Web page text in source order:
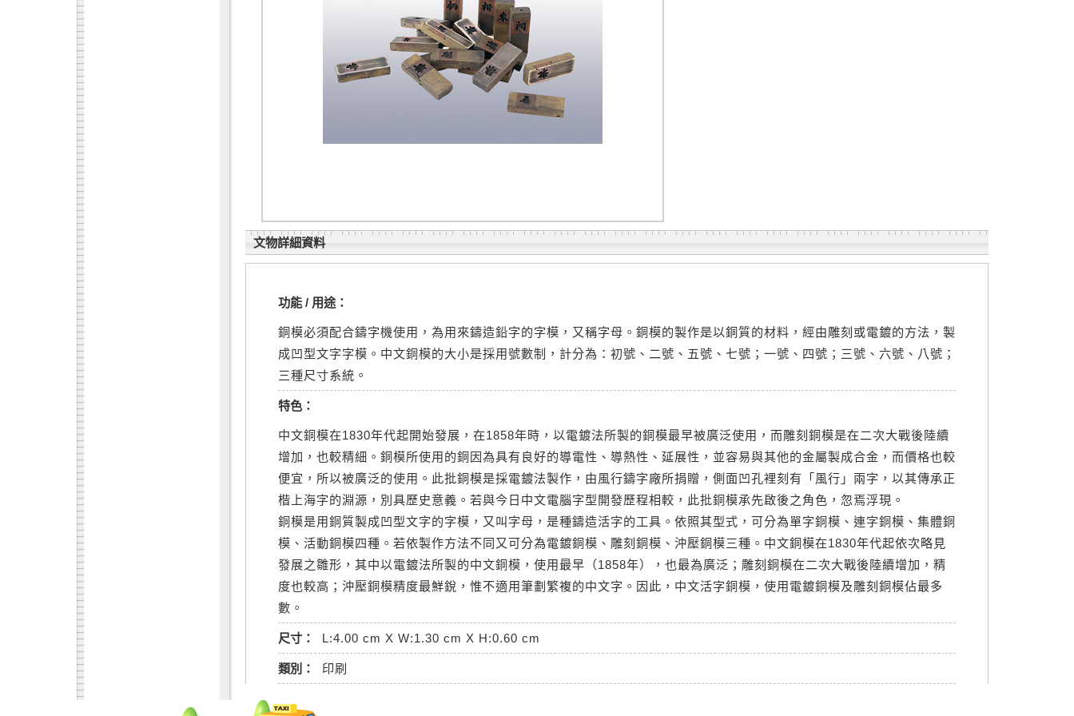
文物詳細資料
功能 / 用途：
銅模必須配合鑄字機使用，為用來鑄造鉛字的字模，又稱字母。銅模的製作是以銅質的材料，經由雕刻或電鍍的方法，製
成凹型文字字模。中文銅模的大小是採用號數制，計分為：初號、二號、五號、七號；一號、四號；三號、六號、八號；
三種尺寸系統。
特色：
中文銅模在1830年代起開始發展，在1858年時，以電鍍法所製的銅模最早被廣泛使用，而雕刻銅模是在二次大戰後陸續
增加，也較精細。銅模所使用的銅因為具有良好的導電性、導熱性、延展性，並容易與其他的金屬製成合金，而價格也較
便宜，所以被廣泛的使用。此批銅模是採電鍍法製作，由風行鑄字廠所捐贈，側面凹孔裡刻有「風行」兩字，以其傳承正
楷上海字的淵源，別具歷史意義。若與今日中文電腦字型開發歷程相較，此批銅模承先啟後之角色，忽焉浮現。
銅模是用銅質製成凹型文字的字模，又叫字母，是種鑄造活字的工具。依照其型式，可分為單字銅模、連字銅模、集體銅
模、活動銅模四種。若依製作方法不同又可分為電鍍銅模、雕刻銅模、沖壓銅模三種。中文銅模在1830年代起依次略見
發展之雛形，其中以電鍍法所製的中文銅模，使用最早（1858年），也最為廣泛；雕刻銅模在二次大戰後陸續增加，精
度也較高；沖壓銅模精度最鮮銳，惟不適用筆劃繁複的中文字。因此，中文活字銅模，使用電鍍銅模及雕刻銅模佔最多
數。
尺寸： L:4.00 cm X W:1.30 cm X H:0.60 cm
類別： 印刷